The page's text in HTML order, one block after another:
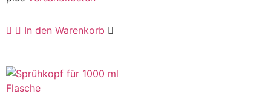
In den Warenkorb